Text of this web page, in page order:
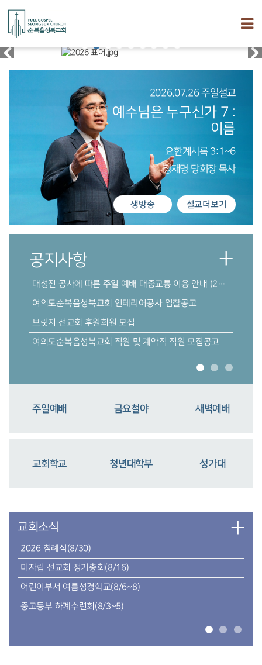
2026.07.26 주일설교
예수님은 누구신가 7 :
이름
요한계시록 3:1~6
정재명 당회장 목사
생방송 설교더보기
공지사항
대성전 공사에 따른 주일 예배 대중교통 이용 안내 (2025. 05/18)
여의도순복음성북교회 인테리어공사 입찰공고
브릿지 선교회 후원회원 모집
여의도순복음성북교회 직원 및 계약직 직원 모집공고
주일예배 금요철야 새벽예배
교회학교 청년대학부 성가대
교회소식
2026 침례식(8/30)
미자립 선교회 정기총회(8/16)
어린이부서 여름성경학교(8/6~8)
중고등부 하계수련회(8/3~5)